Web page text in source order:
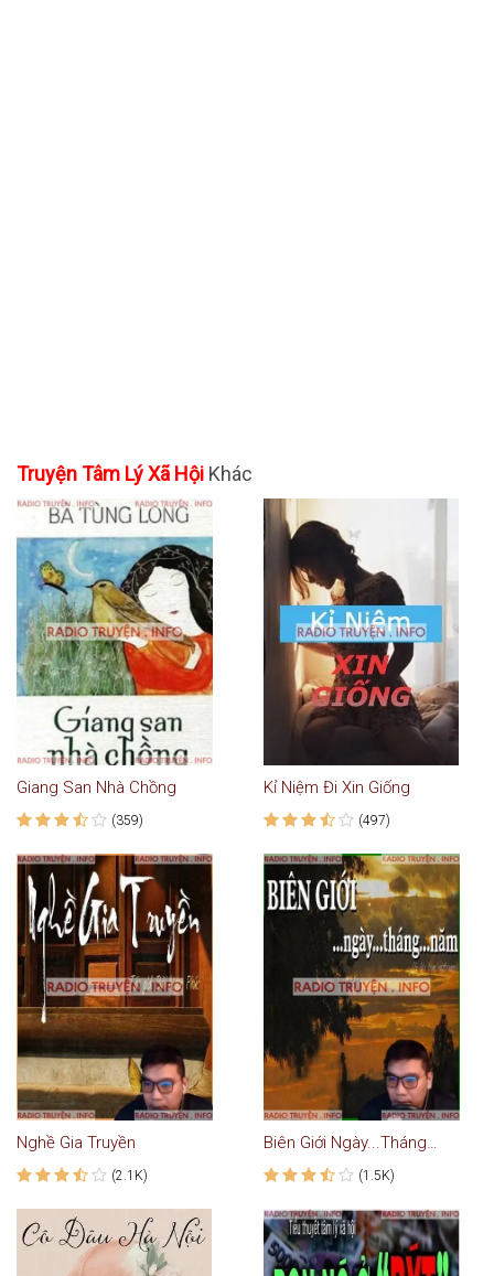
Truyện Tâm Lý Xã Hội Khác
Giang San Nhà Chồng
(359)
Kỉ Niệm Đi Xin Giống
(497)
Nghề Gia Truyền
(2.1K)
Biên Giới Ngày...Tháng...Năm
(1.5K)